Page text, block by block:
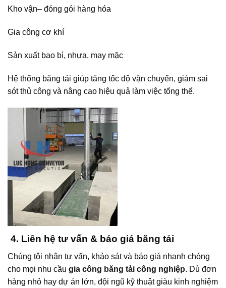
Kho vận– đóng gói hàng hóa
Gia công cơ khí
Sản xuất bao bì, nhựa, may mặc
Hệ thống băng tải giúp tăng tốc độ vận chuyển, giảm sai
sót thủ công và nâng cao hiệu quả làm việc tổng thể.
4. Liên hệ tư vấn & báo giá băng tải
Chúng tôi nhận tư vấn, khảo sát và báo giá nhanh chóng
cho mọi nhu cầu gia công băng tải công nghiệp. Dù đơn
hàng nhỏ hay dự án lớn, đội ngũ kỹ thuật giàu kinh nghiệm